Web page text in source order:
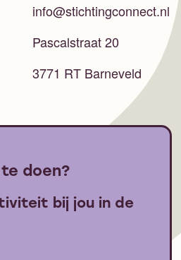
info@stichtingconnect.nl
Pascalstraat 20
3771 RT Barneveld
doen?
bij jou in de